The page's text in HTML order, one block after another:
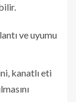
ve uyumu
kanatlı eti